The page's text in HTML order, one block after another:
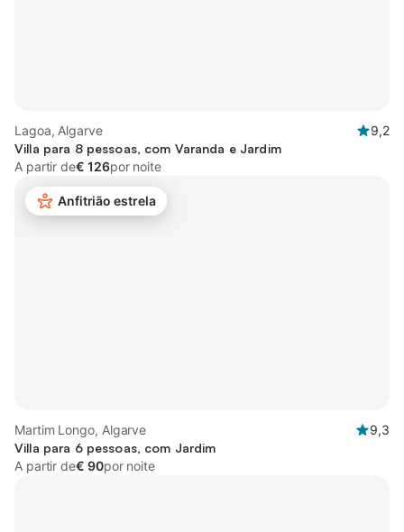
Lagoa, Algarve
9,2
Villa para 8 pessoas, com Varanda e Jardim
A partir de€ 126por noite
Anfitrião estrela
Martim Longo, Algarve
9,3
Villa para 6 pessoas, com Jardim
A partir de€ 90por noite